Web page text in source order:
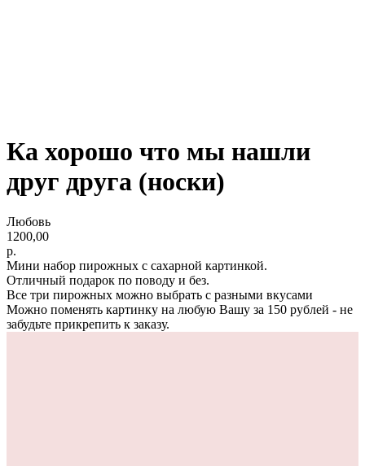
Ка хорошо что мы нашли
друг друга (носки)
Любовь
1200,00
р.
Мини набор пирожных с сахарной картинкой.
Отличный подарок по поводу и без.
Все три пирожных можно выбрать с разными вкусами
Можно поменять картинку на любую Вашу за 150 рублей - не
забудьте прикрепить к заказу.